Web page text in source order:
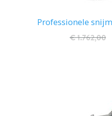
Professionele
€ 1.762,00